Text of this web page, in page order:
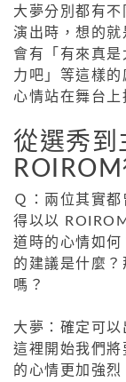
大夢分別都有
演出時，想的就
會有「有來真
力吧」等這樣
心情站在舞台上
從選秀到
Ｑ：兩位其實
得以以
道時的心情如
的建議是什麼
嗎？
大夢：確定可
這裡開始我們將
的心情更加強